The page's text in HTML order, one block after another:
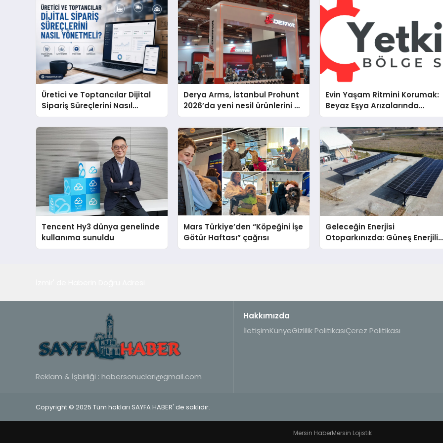
Üretici ve Toptancılar Dijital
Sipariş Süreçlerini Nasıl
Yönetmeli?
Derya Arms, İstanbul Prohunt
2026’da yeni nesil ürünlerini ve
global marka vizyonunu
sergiledi
Evin Yaşam Ritmini Korumak:
Beyaz Eşya Arızalarında
Dürüst ve İnsan Odaklı
Tencent Hy3 dünya genelinde
kullanıma sunuldu
Mars Türkiye’den “Köpeğini İşe
Götür Haftası” çağrısı
Geleceğin Enerjisi
Otoparkınızda: Güneş Enerjili
Carport (Solar Otopark)
Reklam & İşbirliği : habersonuclari@gmail.com
Hakkımızda
İletişimKünyeGizlilik PolitikasıÇerez Politikası
Copyright © 2025 Tüm hakları SAYFA HABER' de saklıdır.
Mersin HaberMersin Lojistik